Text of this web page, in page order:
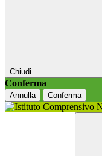
Chiudi
Conferma
Annulla Conferma